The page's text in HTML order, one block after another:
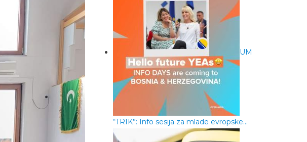
UM
“TRIK”: Info sesija za mlade evropske…